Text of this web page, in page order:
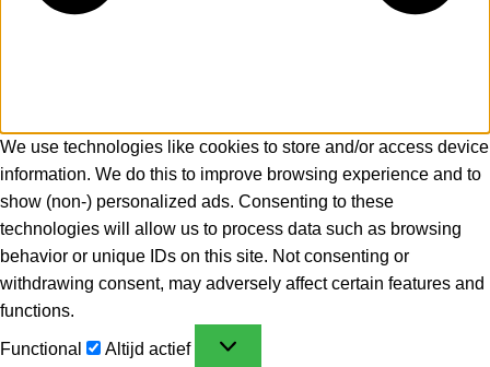
We use technologies like cookies to store and/or access device
information. We do this to improve browsing experience and to
show (non-) personalized ads. Consenting to these
technologies will allow us to process data such as browsing
behavior or unique IDs on this site. Not consenting or
withdrawing consent, may adversely affect certain features and
functions.
Functional Altijd actief